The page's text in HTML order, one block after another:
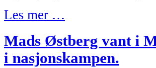
Les mer …
Mads Østberg vant i
i nasjonskampen.